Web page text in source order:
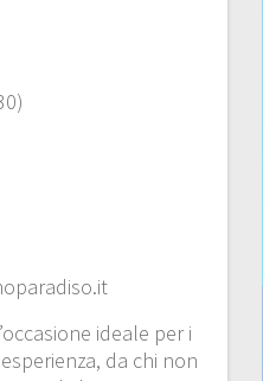
ideale per i
da chi non